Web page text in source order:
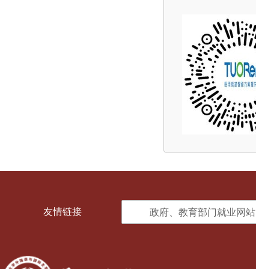
友情链接 政府、教育部门就业网站